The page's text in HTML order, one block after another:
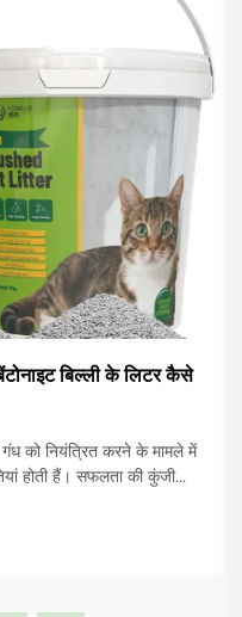
बिल्ली के लिटर कैसे
को नियंत्रित करने के मामले में
होती हैं। सफलता की कुंजी